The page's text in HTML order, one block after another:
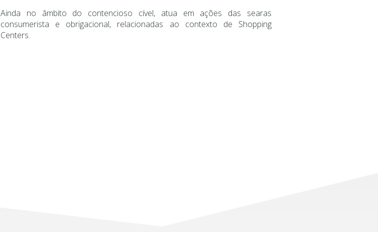
Ainda no âmbito do contencioso cível, atua em ações das searas
consumerista e obrigacional, relacionadas ao contexto de Shopping
Centers.